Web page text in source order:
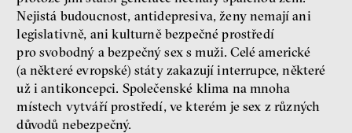
Nejistá budoucnost, antidepresiva, ženy nemají ani
legislativně, ani kulturně bezpečné prostředí
pro svobodný a bezpečný sex s muži. Celé americké
(a některé evropské) státy zakazují interrupce, některé
už i antikoncepci. Společenské klima na mnoha
místech vytváří prostředí, ve kterém je sex z různých
důvodů nebezpečný.